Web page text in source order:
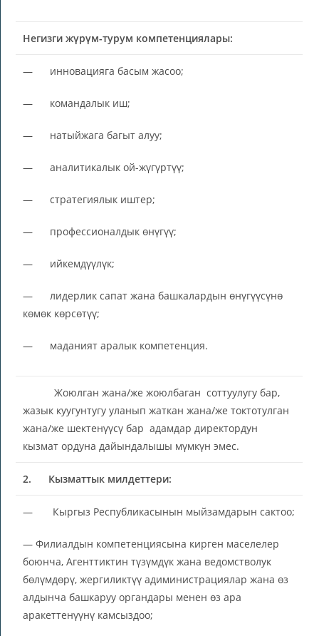
Негизги жүрүм-турум компетенциялары:
— инновацияга басым жасоо;
— командалык иш;
— натыйжага багыт алуу;
— аналитикалык ой-жүгүртүү;
— стратегиялык иштер;
— профессионалдык өнүгүү;
— ийкемдүүлүк;
— лидерлик сапат жана башкалардын өнүгүүсүнө
көмөк көрсөтүү;
— маданият аралык компетенция.
Жоюлган жана/же жоюлбаган соттуулугу бар,
жазык куугунтугу уланып жаткан жана/же токтотулган
жана/же шектенүүсү бар адамдар директордун
кызмат ордуна дайындалышы мүмкүн эмес.
2. Кызматтык милдеттери:
— Кыргыз Республикасынын мыйзамдарын сактоо;
— Филиалдын компетенциясына кирген маселелер
боюнча, Агенттиктин түзүмдүк жана ведомстволук
бөлүмдөрү, жергиликтүү адиминистрациялар жана өз
алдынча башкаруу органдары менен өз ара
аракеттенүүнү камсыздоо;